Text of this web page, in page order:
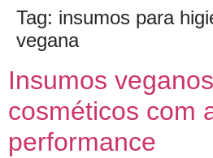
Tag: insumos para
vegana
Insumos
cosméticos com
performance